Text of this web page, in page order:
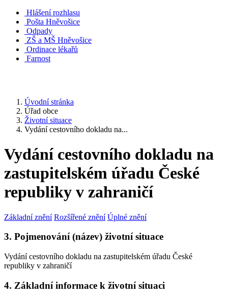
Hlášení rozhlasu
Pošta Hněvošice
Odpady
ZŠ a MŠ Hněvošice
Ordinace lékařů
Farnost
Úvodní stránka
Úřad obce
Životní situace
Vydání cestovního dokladu na...
Vydání cestovního dokladu na
zastupitelském úřadu České
republiky v zahraničí
Základní znění Rozšířené znění Úplné znění
3. Pojmenování (název) životní situace
Vydání cestovního dokladu na zastupitelském úřadu České
republiky v zahraničí
4. Základní informace k životní situaci